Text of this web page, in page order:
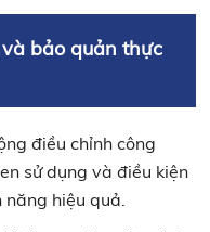
bảo quản thực
điều chỉnh công
sử dụng và điều kiện
hiệu quả.